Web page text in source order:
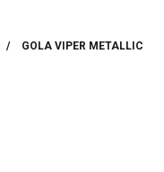
GOLA VIPER METALLIC